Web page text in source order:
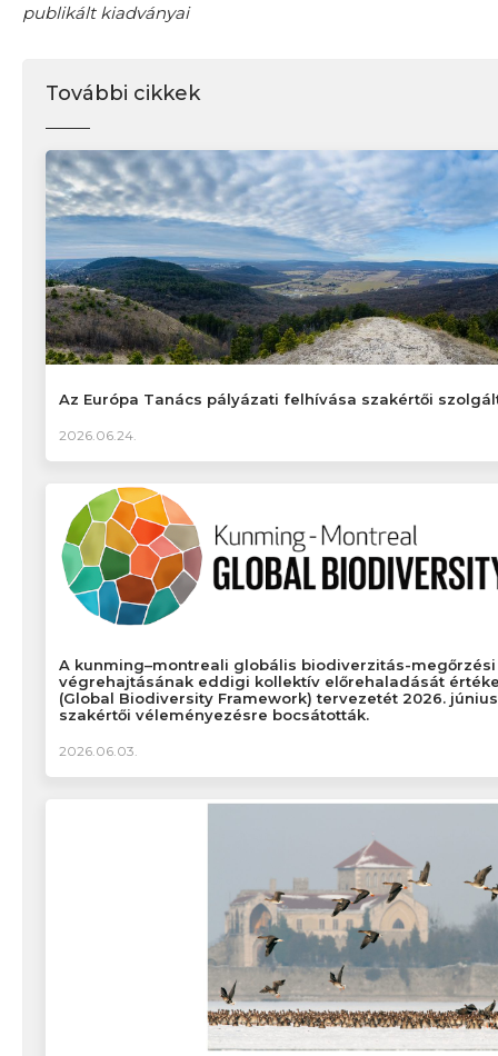
publikált kiadványai
További cikkek
Az Európa Tanács pályázati felhívása szakértői
2026.06.24.
A kunming–montreali globális biodiverzitás-
végrehajtásának eddigi kollektív előrehaladását
(Global Biodiversity Framework) tervezetét 2026.
szakértői véleményezésre bocsátották.
2026.06.03.